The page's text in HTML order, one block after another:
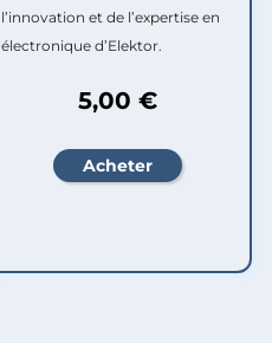
l’innovation et de l’expertise en
électronique d’Elektor.
5,00 €